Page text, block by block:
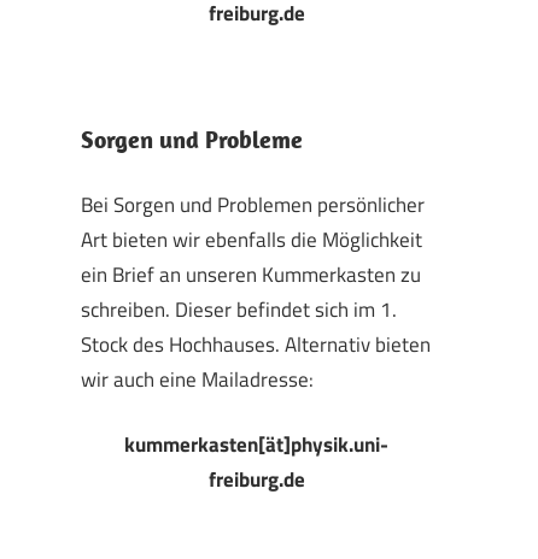
freiburg.de
Sorgen und Probleme
Bei Sorgen und Problemen persönlicher
Art bieten wir ebenfalls die Möglichkeit
ein Brief an unseren Kummerkasten zu
schreiben. Dieser befindet sich im 1.
Stock des Hochhauses. Alternativ bieten
wir auch eine Mailadresse:
kummerkasten[ät]physik.uni-
freiburg.de